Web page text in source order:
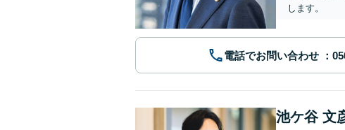
します。
電話でお問い合わせ
池ケ谷 文